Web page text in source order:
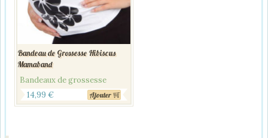
Bandeau de Grossesse Hibiscus
Mamaband
Bandeaux de grossesse
14,99 € Ajouter